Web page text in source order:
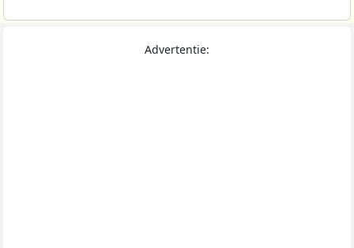
Advertentie: